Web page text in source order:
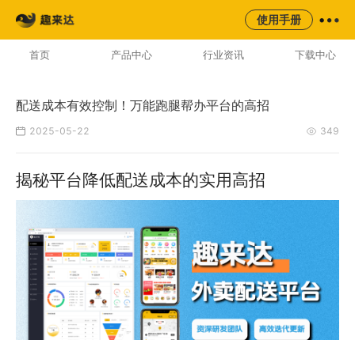
使用手册
首页 产品中心 行业资讯 下载中心
AI云配服务生态平台
配送成本有效控制！万能跑腿帮办平台的高招
2025-05-22 349
揭秘平台降低配送成本的实用高招